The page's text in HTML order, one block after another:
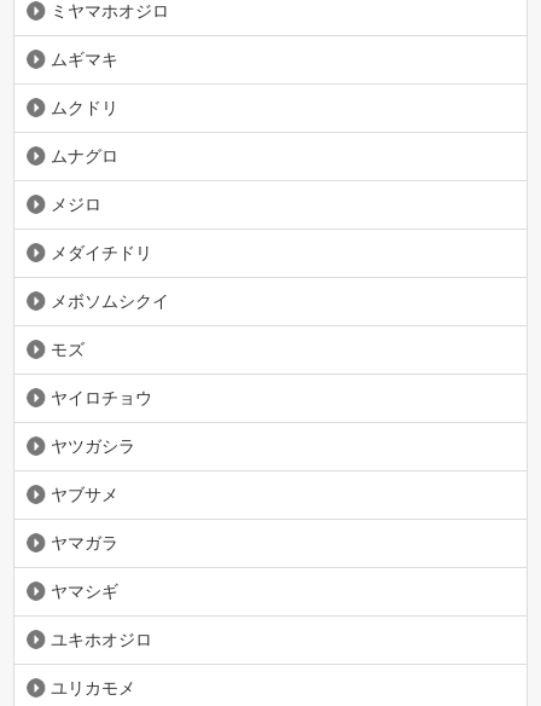
ミヤマホオジロ
ムギマキ
ムクドリ
ムナグロ
メジロ
メダイチドリ
メボソムシクイ
モズ
ヤイロチョウ
ヤツガシラ
ヤブサメ
ヤマガラ
ヤマシギ
ユキホオジロ
ユリカモメ